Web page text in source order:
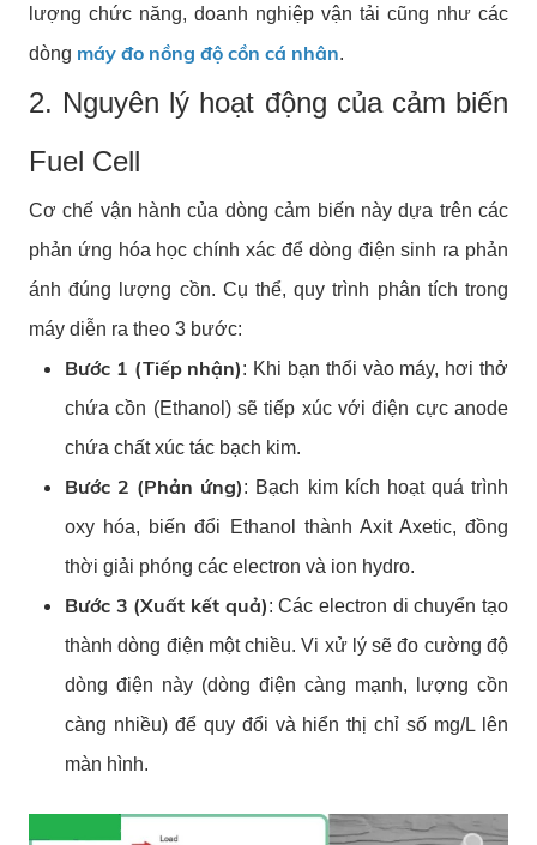
lượng chức năng, doanh nghiệp vận tải cũng như các
dòng máy đo nồng độ cồn cá nhân.
2. Nguyên lý hoạt động của cảm biến
Fuel Cell
Cơ chế vận hành của dòng cảm biến này dựa trên các
phản ứng hóa học chính xác để dòng điện sinh ra phản
ánh đúng lượng cồn. Cụ thể, quy trình phân tích trong
máy diễn ra theo 3 bước:
Bước 1 (Tiếp nhận): Khi bạn thổi vào máy, hơi thở
chứa cồn (Ethanol) sẽ tiếp xúc với điện cực anode
chứa chất xúc tác bạch kim.
Bước 2 (Phản ứng): Bạch kim kích hoạt quá trình
oxy hóa, biến đổi Ethanol thành Axit Axetic, đồng
thời giải phóng các electron và ion hydro.
Bước 3 (Xuất kết quả): Các electron di chuyển tạo
thành dòng điện một chiều. Vi xử lý sẽ đo cường độ
dòng điện này (dòng điện càng mạnh, lượng cồn
càng nhiều) để quy đổi và hiển thị chỉ số mg/L lên
màn hình.